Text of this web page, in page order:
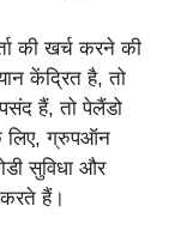
की खर्च करने की
केंद्रित है, तो
हैं, तो पेलैंडो
लिए, ग्रुपऑन
सुविधा और
हैं।